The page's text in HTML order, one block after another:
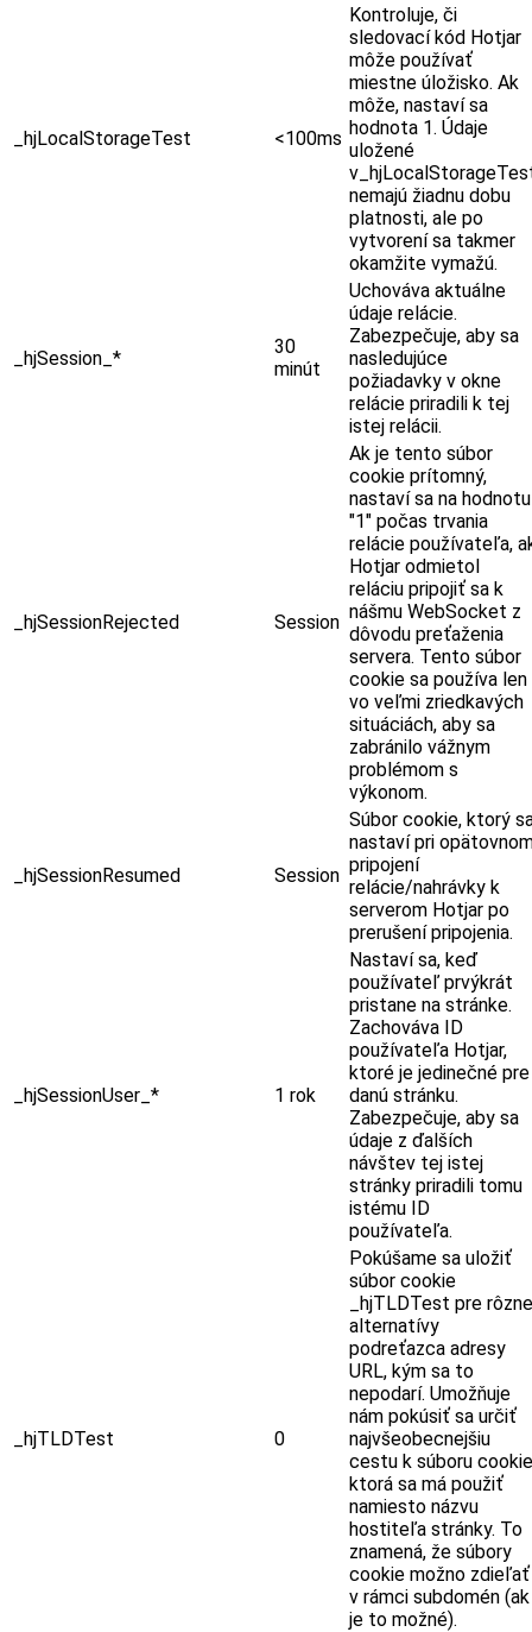
_hjLocalStorageTest <100ms
Kontroluje, či
sledovací kód Hotjar
môže používať
miestne úložisko. Ak
môže, nastaví sa
hodnota 1. Údaje
uložené
nemajú žiadnu dobu
platnosti, ale po
vytvorení sa takmer
okamžite vymažú.
_hjSession_*
30
minút
Uchováva aktuálne
údaje relácie.
Zabezpečuje, aby sa
nasledujúce
požiadavky v okne
relácie priradili k tej
istej relácii.
_hjSessionRejected Session
Ak je tento súbor
cookie prítomný,
nastaví sa na hodnotu
"1" počas trvania
relácie používateľa,
Hotjar odmietol
reláciu pripojiť sa k
nášmu WebSocket z
dôvodu preťaženia
servera. Tento súbor
cookie sa používa len
vo veľmi zriedkavých
situáciách, aby sa
zabránilo vážnym
problémom s
výkonom.
_hjSessionResumed Session
Súbor cookie, ktorý
nastaví pri
pripojení
relácie/nahrávky k
serverom Hotjar po
prerušení pripojenia.
_hjSessionUser_* 1 rok
Nastaví sa, keď
používateľ prvýkrát
pristane na stránke.
Zachováva ID
používateľa Hotjar,
ktoré je jedinečné pre
danú stránku.
Zabezpečuje, aby sa
údaje z ďalších
návštev tej istej
stránky priradili tomu
istému ID
používateľa.
_hjTLDTest 0
Pokúšame sa uložiť
súbor cookie
_hjTLDTest pre rôzne
alternatívy
podreťazca adresy
URL, kým sa to
nepodarí. Umožňuje
nám pokúsiť sa určiť
najvšeobecnejšiu
cestu k súboru
ktorá sa má použiť
namiesto názvu
hostiteľa stránky. To
znamená, že súbory
cookie možno zdieľať
v rámci subdomén (ak
je to možné).